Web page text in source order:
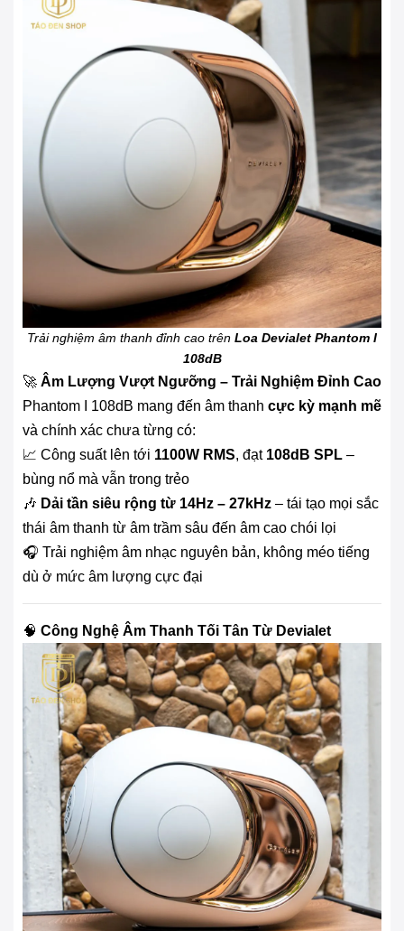
Trải nghiệm âm thanh đỉnh cao trên Loa Devialet Phantom I
108dB
🚀 Âm Lượng Vượt Ngưỡng – Trải Nghiệm Đỉnh Cao
Phantom I 108dB mang đến âm thanh cực kỳ mạnh mẽ
và chính xác chưa từng có:
📈 Công suất lên tới 1100W RMS, đạt 108dB SPL –
bùng nổ mà vẫn trong trẻo
🎶 Dải tần siêu rộng từ 14Hz – 27kHz – tái tạo mọi sắc
thái âm thanh từ âm trầm sâu đến âm cao chói lọi
🎧 Trải nghiệm âm nhạc nguyên bản, không méo tiếng
dù ở mức âm lượng cực đại
🧠 Công Nghệ Âm Thanh Tối Tân Từ Devialet